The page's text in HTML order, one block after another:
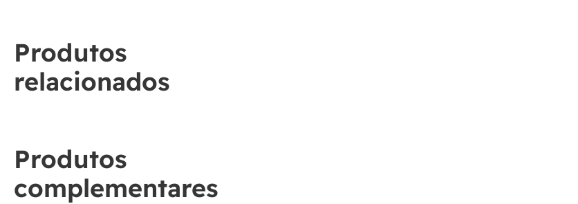
Produtos
relacionados
Produtos
complementares